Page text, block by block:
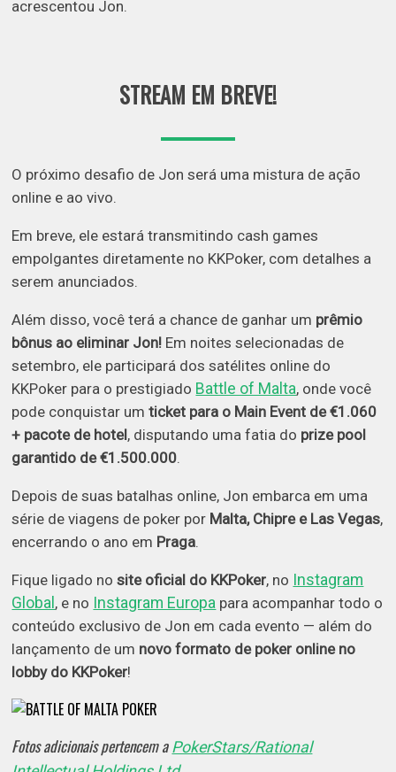
acrescentou Jon.
STREAM EM BREVE!
O próximo desafio de Jon será uma mistura de ação
online e ao vivo.
Em breve, ele estará transmitindo cash games
empolgantes diretamente no KKPoker, com detalhes a
serem anunciados.
Além disso, você terá a chance de ganhar um prêmio
bônus ao eliminar Jon! Em noites selecionadas de
setembro, ele participará dos satélites online do
KKPoker para o prestigiado Battle of Malta, onde você
pode conquistar umticket para o Main Event de €1.060
+ pacote de hotel, disputando uma fatia do prize pool
garantido de €1.500.000.
Depois de suas batalhas online, Jon embarca em uma
série de viagens de poker por Malta, Chipre e Las Vegas,
encerrando o ano em Praga.
Fique ligado nosite oficial do KKPoker, no Instagram
Global , e no Instagram Europa para acompanhar todo o
conteúdo exclusivo de Jon em cada evento — além do
lançamento de um novo formato de poker online no
lobby do KKPoker!
Fotos adicionais pertencem aPokerStars/Rational